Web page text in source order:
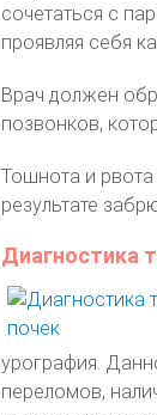
сочетаться с
проявляя себя
Врач должен
позвонков,
Тошнота и
результате
Диагностика
урография.
переломов,